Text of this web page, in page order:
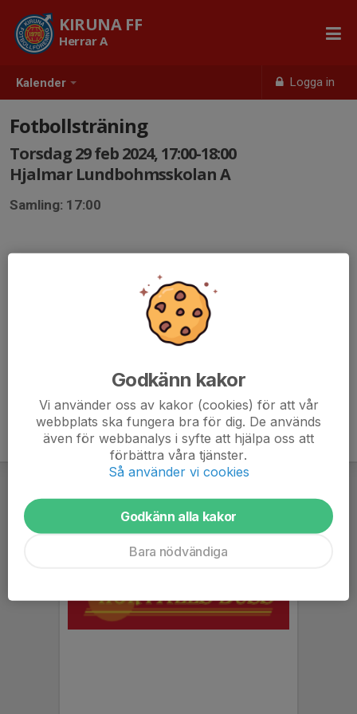
Kalender Logga in
KIRUNA FF
Herrar A
Fotbollsträning
Torsdag 29 feb 2024, 17:00-18:00
Hjalmar Lundbohmsskolan A
Samling: 17:00
Godkänn kakor
Vi använder oss av kakor (cookies) för att vår
webbplats ska fungera bra för dig. De används
även för webbanalys i syfte att hjälpa oss att
förbättra våra tjänster.
Så använder vi cookies
Godkänn alla kakor
Bara nödvändiga